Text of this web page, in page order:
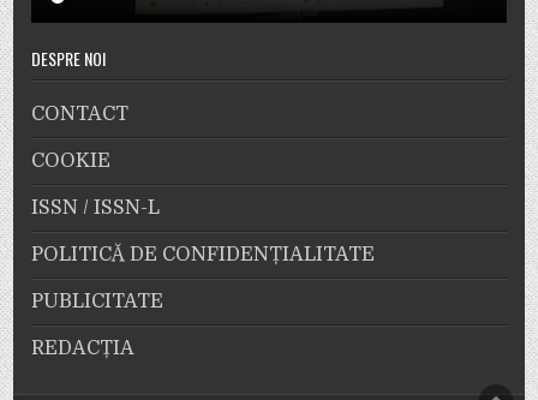
DESPRE NOI
CONTACT
COOKIE
ISSN / ISSN-L
POLITICĂ DE CONFIDENȚIALITATE
PUBLICITATE
REDACȚIA